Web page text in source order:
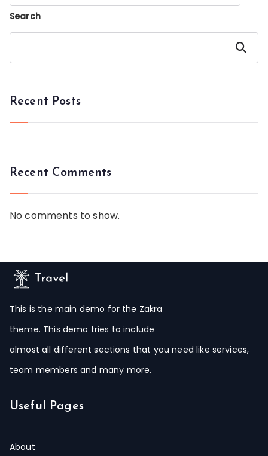
Search
Search
Recent Posts
Recent Comments
No comments to show.
This is the main demo for the Zakra
theme. This demo tries to include
almost all different sections that you need like services,
team members and many more.
Useful Pages
About